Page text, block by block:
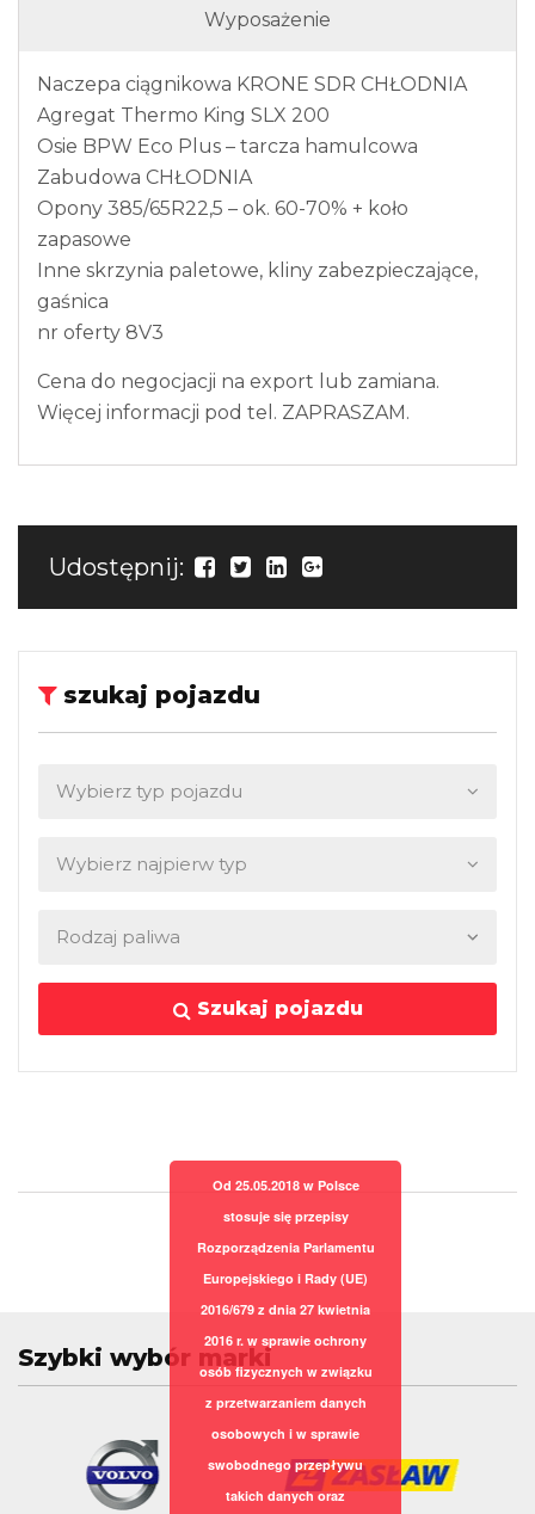
Wyposażenie
Naczepa ciągnikowa KRONE SDR CHŁODNIA
Agregat Thermo King SLX 200
Osie BPW Eco Plus – tarcza hamulcowa
Zabudowa CHŁODNIA
Opony 385/65R22,5 – ok. 60-70% + koło
zapasowe
Inne skrzynia paletowe, kliny zabezpieczające,
gaśnica
nr oferty 8V3
Cena do negocjacji na export lub zamiana.
Więcej informacji pod tel. ZAPRASZAM.
Udostępnij:
szukaj pojazdu
Szukaj pojazdu
Szybki wybór marki
Od 25.05.2018 w Polsce
stosuje się przepisy
Rozporządzenia Parlamentu
Europejskiego i Rady (UE)
2016/679 z dnia 27 kwietnia
2016 r. w sprawie ochrony
osób fizycznych w związku
z przetwarzaniem danych
osobowych i w sprawie
swobodnego przepływu
takich danych oraz